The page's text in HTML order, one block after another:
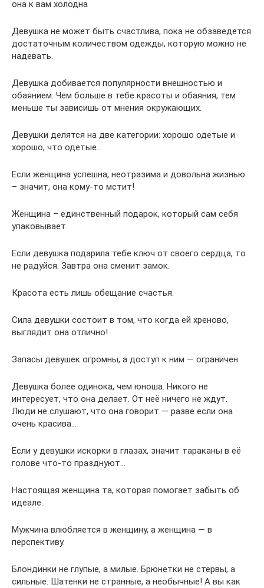
она к вам холодна
Девушка не может быть счастлива, пока не обзаведется
достаточным количеством одежды, которую можно не
надевать.
Девушка добивается популярности внешностью и
обаянием. Чем больше в тебе красоты и обаяния, тем
меньше ты зависишь от мнения окружающих.
Девушки делятся на две категории: хорошо одетые и
хорошо, что одетые…
Если женщина успешна, неотразима и довольна жизнью
– значит, она кому-то мстит!
Женщина – единственный подарок, который сам себя
упаковывает.
Если девушка подарила тебе ключ от своего сердца, то
не радуйся. Завтра она сменит замок.
Красота есть лишь обещание счастья.
Сила девушки состоит в том, что когда ей хреново,
выглядит она отлично!
Запасы девушек огромны, а доступ к ним — ограничен.
Девушка более одинока, чем юноша. Никого не
интересует, что она делает. От неё ничего не ждут.
Люди не слушают, что она говорит — разве если она
очень красива…
Если у девушки искорки в глазах, значит тараканы в её
голове что-то празднуют…
Настоящая женщина та, которая помогает забыть об
идеале.
Мужчина влюбляется в женщину, а женщина — в
перспективу.
Блондинки не глупые, а милые. Брюнетки не стервы, а
сильные. Шатенки не странные, а необычные! А вы как